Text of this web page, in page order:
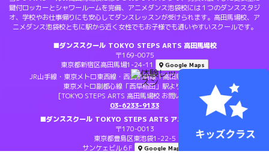
鍵付ロッカーとシャワールームを完備、アニメダンス池袋校には１つのダンススタジ
オ、学校やお仕事帰りにも安心してダンスレッスンが受けられます。高田馬場校、ア
ニメダンス池袋校ともに駅から近く女性でもお子様でも通いやすいスクールです。
■ダンススクール TOKYO STEPS ARTS 高田馬場校
〒169-0075
東京都新宿区高田馬場1-24-11
Google Maps
JR山手線・東京メトロ東西線・西武新宿線「高田馬場」駅より徒歩1分
東京メトロ副都心線「西早稲田」駅より徒歩6分
[TOKYO STEPS ARTS 高田馬場校 お問い合わせ]：
03-6233-9133
■ダンススクール TOKYO STEPS ARTS アニメダンス池袋校
〒170-0013
東京都豊島区東池袋1-22-5
サンケェビル６F
Google Maps